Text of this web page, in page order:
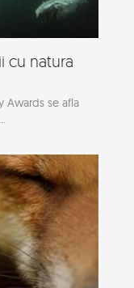
cu natura
Awards se afla